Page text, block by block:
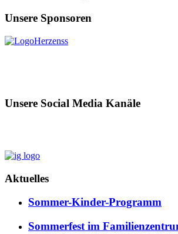
Unsere Sponsoren
Unsere Social Media Kanäle
Aktuelles
Sommer-Kinder-Programm
Sommerfest im